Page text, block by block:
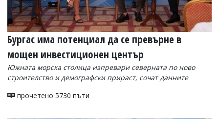
Бургас има потенциал да се превърне в
мощен инвестиционен център
Южната морска столица изпревари северната по ново
строителство и демографски прираст, сочат данните
прочетено 5730 пъти